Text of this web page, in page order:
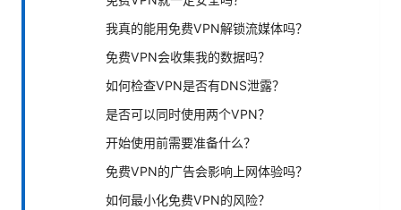
我真的能用免费VPN解锁流媒体吗？
免费VPN会收集我的数据吗？
如何检查VPN是否有DNS泄露？
是否可以同时使用两个VPN？
开始使用前需要准备什么？
免费VPN的广告会影响上网体验吗？
如何最小化免费VPN的风险？